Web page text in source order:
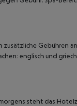
Gebühren
englisch und
steht das